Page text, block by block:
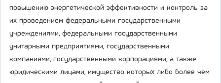
повышению энергетической эффективности и контроль за
их проведением федеральными государственными
учреждениями, федеральными государственными
унитарными предприятиями, государственными
компаниями, государственными корпорациями, а также
юридическими лицами, имущество которых либо более чем